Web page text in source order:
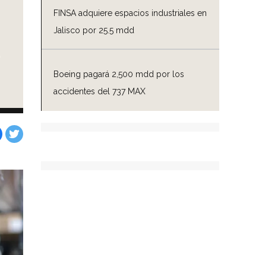
FINSA adquiere espacios industriales en
Jalisco por 25.5 mdd
Boeing pagará 2,500 mdd por los
accidentes del 737 MAX